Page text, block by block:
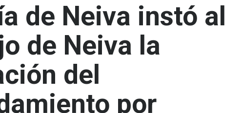
de Neiva instó al
de Neiva la
del
por